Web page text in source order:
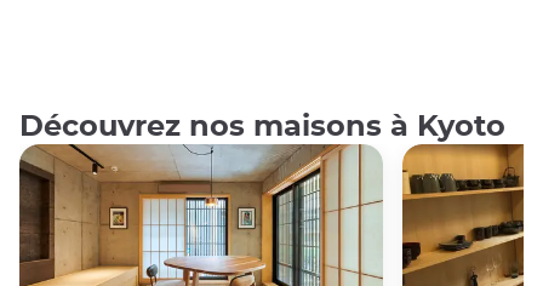
Découvrez nos maisons à Kyoto